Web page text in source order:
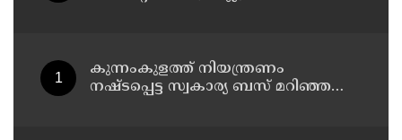
കുന്നംകുളത്ത് നിയന്ത്രണം
നഷ്ടപ്പെട്ട സ്വകാര്യ ബസ് മറിഞ്ഞ